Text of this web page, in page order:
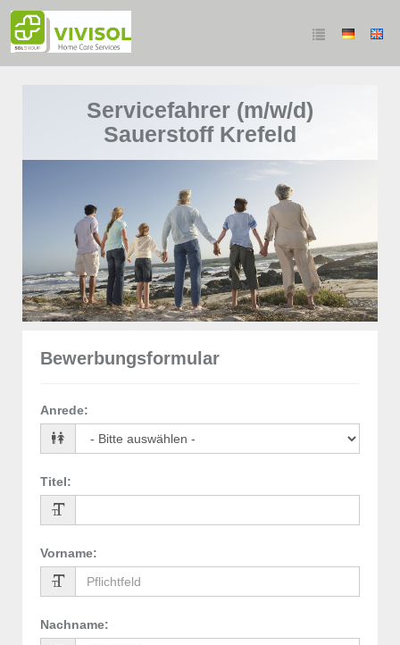
Servicefahrer (m/w/d)
Sauerstoff Krefeld
Bewerbungsformular
Anrede:
Titel:
Vorname:
Nachname: